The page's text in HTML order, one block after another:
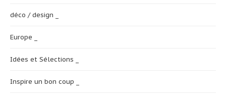
déco / design _
Europe _
Idées et Sélections _
Inspire un bon coup _